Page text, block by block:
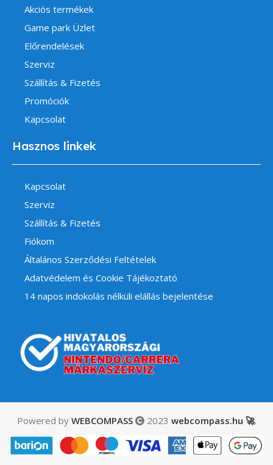
Akciós termékek
Game park Üzlet
Előrendelések
Szerviz
Szállítás & Fizetés
Promóciók
Kapcsolat
Hasznos linkek
Kapcsolat
Szerviz
Szállítás & Fizetés
Fiókom
Általános Szerződési Feltételek
Adatvédelem és Cookie Tájékoztató
14 napos indokolás nélküli elállás bejelentése
Powered by WEBCOMPASS 2023 webcompass.hu 🚀.